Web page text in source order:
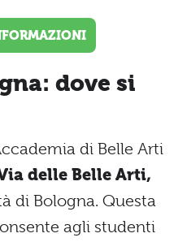
dove si
di Belle Arti
delle Belle Arti,
di Bologna. Questa
agli studenti